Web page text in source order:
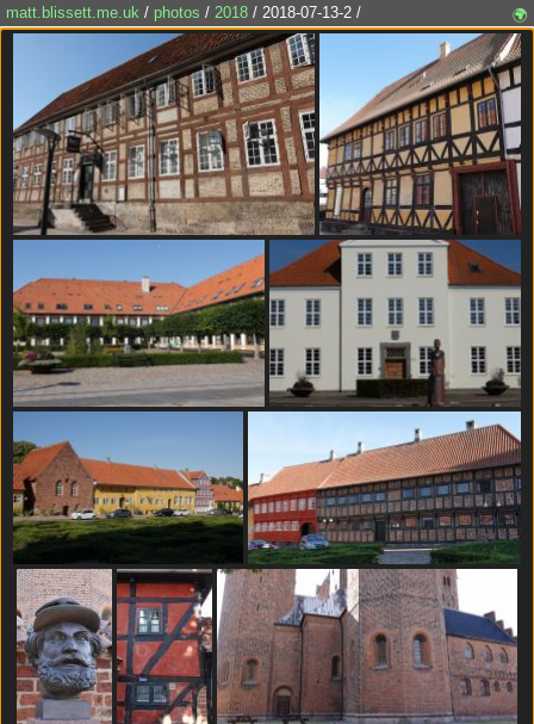
matt.blissett.me.uk / photos / 2018 / 2018-07-13-2 / 🌍